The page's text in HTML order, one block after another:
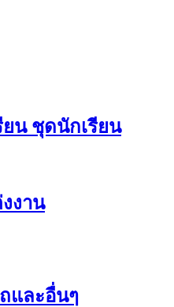
ยน ชุดนักเรียน
งาน
และอื่นๆ